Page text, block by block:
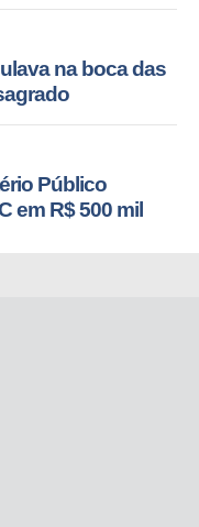
na boca das
Público
em R$ 500 mil